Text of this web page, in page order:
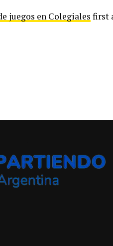
juegos en Colegiales first